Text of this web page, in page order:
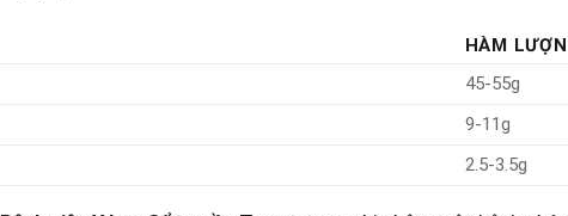
HÀM
45-55g
9-11g
2.5-3.5g